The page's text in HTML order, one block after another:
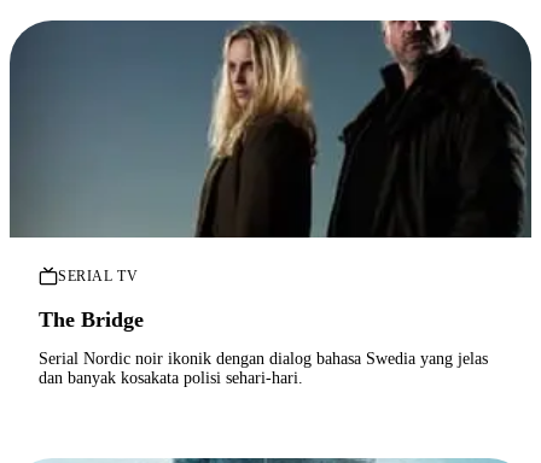
SERIAL TV
The Bridge
Serial Nordic noir ikonik dengan dialog bahasa Swedia yang jelas
dan banyak kosakata polisi sehari-hari.